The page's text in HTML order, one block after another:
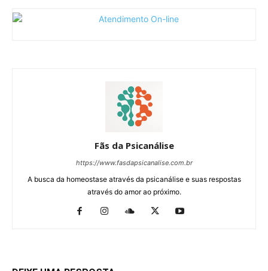
Fãs da Psicanálise
https://www.fasdapsicanalise.com.br
A busca da homeostase através da psicanálise e suas respostas
através do amor ao próximo.